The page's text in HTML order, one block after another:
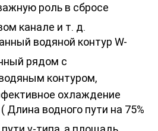
роль в сбросе
канале и т. д.
водяной контур W-
рядом с
контуром,
охлаждение
( Длина водного пути на 75%
v-типа, а площадь